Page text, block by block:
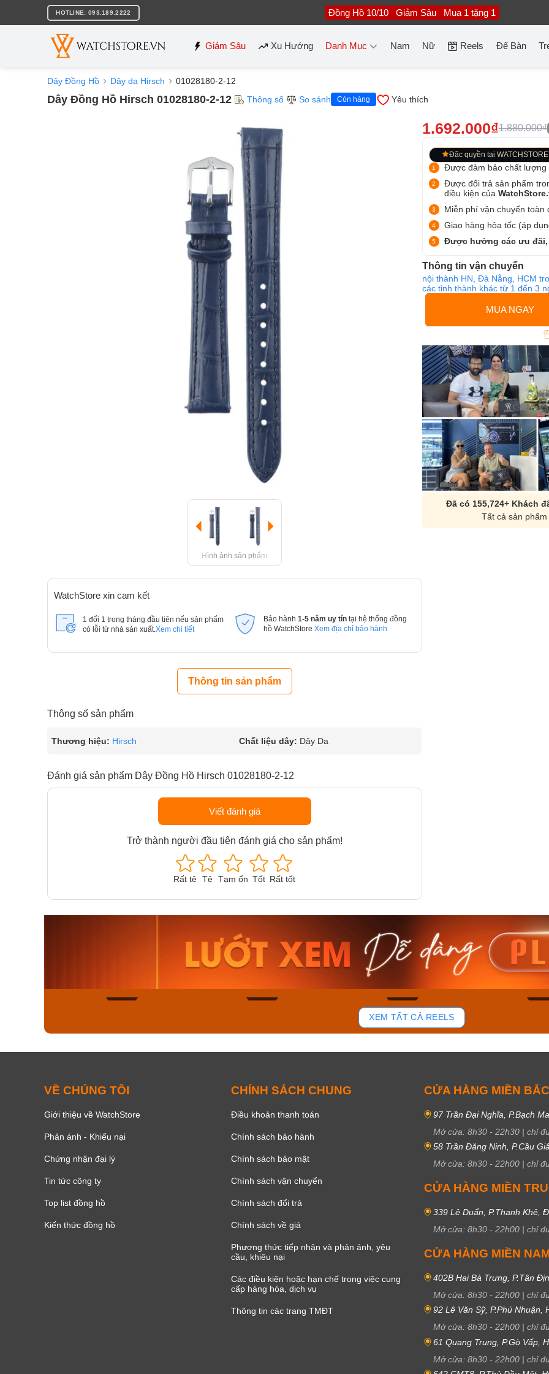
nội
HOTLINE: 093.189.2222 Đồng Hồ 10/10 Giảm Sâu Mua 1 tặng 1
Giảm Sâu Xu Hướng Danh Mục Nam Nữ Reels Để Bàn
Dây Đồng Hồ Dây da Hirsch 01028180-2-12
Dây Đồng Hồ Hirsch 01028180-2-12 Thông số So sánh Còn hàng Yêu thích
Hình ảnh sản phẩm
WatchStore xin cam kết
1 đổi 1 trong tháng đầu tiên nếu sản phẩm
có lỗi từ nhà sản xuất. Xem chi tiết
Bảo hành 1-5 năm uy tín tại hệ thống đồng
hồ WatchStore Xem địa chỉ bảo hành
Thông tin sản phẩm
Thông số sản phẩm
Thương hiệu: Hirsch Chất liệu dây: Dây Da
Đánh giá sản phẩm Dây Đồng Hồ Hirsch 01028180-2-12
Viết đánh giá
Trở thành người đầu tiên đánh giá cho sản phẩm!
Rất tệ Tệ Tạm ổn Tốt Rất tốt
1.692.000₫1.880.000₫
Đặc quyền tại WATCHSTORE
Được đảm bảo chất lượng
Được đổi trả sản phẩm
điều kiện của
Miễn phí vận chuyển toàn
Giao hàng hỏa tốc (áp
Được hưởng các ưu đãi,
Thông tin vận chuyển
nội thành HN, Đà Nẵng, HCM
các tỉnh thành khác từ 1 đến 3
MUA NGAY
Đã có 155,724+ Khách
Tất cả sản
Casio Nam MTS-
115D-1AVDF
2.823.000₫
2.399.550₫
Mua ngay
47
Casio Nam MTS-
RS100L-1AVDF
4.276.000₫
3.634.600₫
Casio
230EL-
Mua
XEM TẤT CẢ REELS
VỀ CHÚNG TÔI
Giới thiệu về WatchStore
Phản ánh - Khiếu nại
Chứng nhận đại lý
Tin tức công ty
Top list đồng hồ
Kiến thức đồng hồ
CHÍNH SÁCH CHUNG
Điều khoản thanh toán
Chính sách bảo hành
Chính sách bảo mật
Chính sách vận chuyển
Chính sách đổi trả
Chính sách về giá
Phương thức tiếp nhận và phản ánh, yêu
cầu, khiêu nại
Các điều kiện hoặc hạn chế trong việc cung
cấp hàng hóa, dịch vụ
Thông tin các trang TMĐT
CỬA HÀNG MIỀN BẮC
97 Trần Đại Nghĩa, P.Bạch
Mở cửa: 8h30 - 22h30 | chỉ
58 Trần Đăng Ninh, P.Cầu
Mở cửa: 8h30 - 22h00 | chỉ
CỬA HÀNG MIỀN
339 Lê Duẩn, P.Thanh Khê,
Mở cửa: 8h30 - 22h00 | chỉ
CỬA HÀNG MIỀN
402B Hai Bà Trưng, P.Tân
Mở cửa: 8h30 - 22h00 | chỉ
92 Lê Văn Sỹ, P.Phú Nhuận,
Mở cửa: 8h30 - 22h00 | chỉ
61 Quang Trung, P.Gò Vấp,
Mở cửa: 8h30 - 22h00 | chỉ